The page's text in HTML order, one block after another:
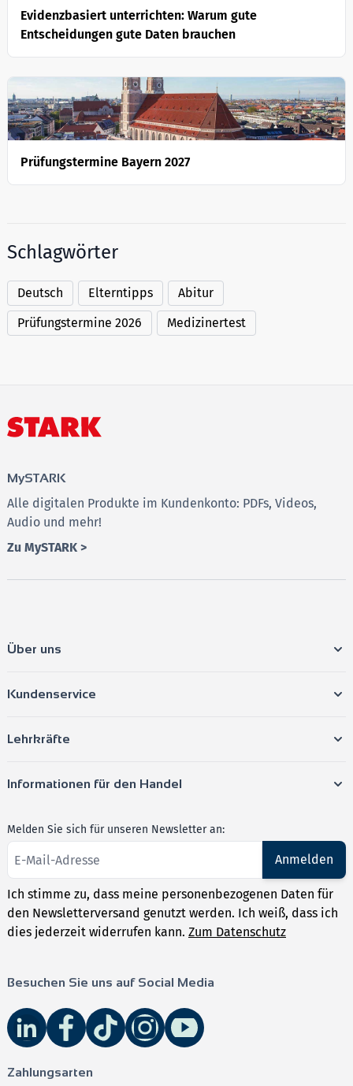
Evidenzbasiert unterrichten: Warum gute
Entscheidungen gute Daten brauchen
Prüfungstermine Bayern 2027
Schlagwörter
Deutsch Elterntipps
Abitur
Prüfungstermine 2026
Medizinertest
MySTARK
Alle digitalen Produkte im Kundenkonto: PDFs, Videos,
Audio und mehr!
Zu MySTARK >
Über uns
Kundenservice
Lehrkräfte
Informationen für den Handel
Melden Sie sich für unseren Newsletter an:
Anmelden
Ich stimme zu, dass meine personenbezogenen Daten für
den Newsletterversand genutzt werden. Ich weiß, dass ich
dies jederzeit widerrufen kann. Zum Datenschutz
Besuchen Sie uns auf Social Media
Zahlungsarten